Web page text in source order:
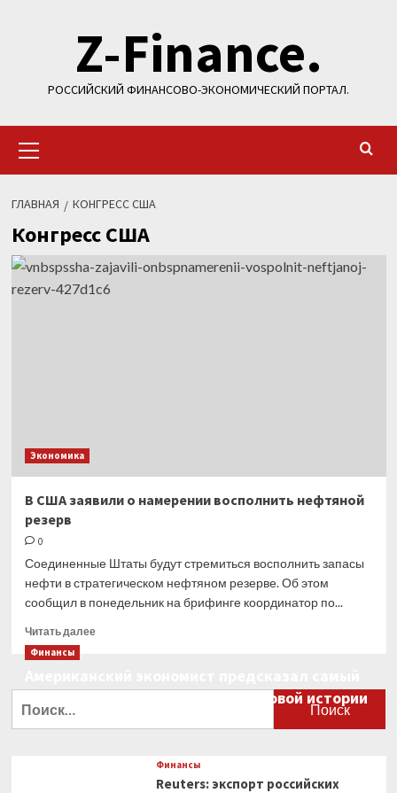
содержимомуZ-Finance.
РОССИЙСКИЙ ФИНАНСОВО-ЭКОНОМИЧЕСКИЙ ПОРТАЛ.
меню
ГЛАВНАЯ КОНГРЕСС США
Конгресс США
Экономика
В США заявили о намерении восполнить нефтяной
резерв
0
Соединенные Штаты будут стремиться восполнить запасы
нефти в стратегическом нефтяном резерве. Об этом
сообщил в понедельник на брифинге координатор по...
Читать далееПрочитать
восполнить
Финансы
большой финансовый крах в мировой истории
Финансы
Reuters: экспорт российских